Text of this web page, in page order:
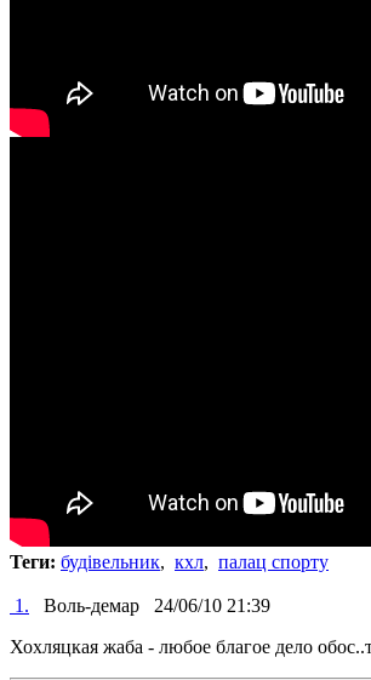
Теги: будівельник, кхл, палац спорту
1. Воль-демар 24/06/10 21:39
Хохляцкая жаба - любое благое дело